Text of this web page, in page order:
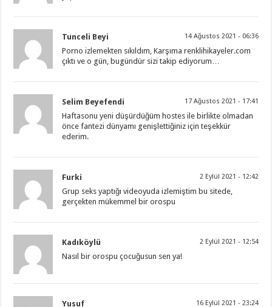
Tunceli Beyi 14 Ağustos 2021 - 06:36
Porno izlemekten sıkıldım, Karşıma renklihikayeler.com
çıktı ve o gün, bugündür sizi takip ediyorum…
Selim Beyefendi 17 Ağustos 2021 - 17:41
Haftasonu yeni düşürdüğüm hostes ile birlikte olmadan
önce fantezi dünyamı genişlettiğiniz için teşekkür
ederim.
Furki 2 Eylül 2021 - 12:42
Grup seks yaptığı videoyuda izlemiştim bu sitede,
gerçekten mükemmel bir orospu
Kadıköylü 2 Eylül 2021 - 12:54
Nasıl bir orospu çocuğusun sen ya!
Yusuf 16 Eylül 2021 - 23:24